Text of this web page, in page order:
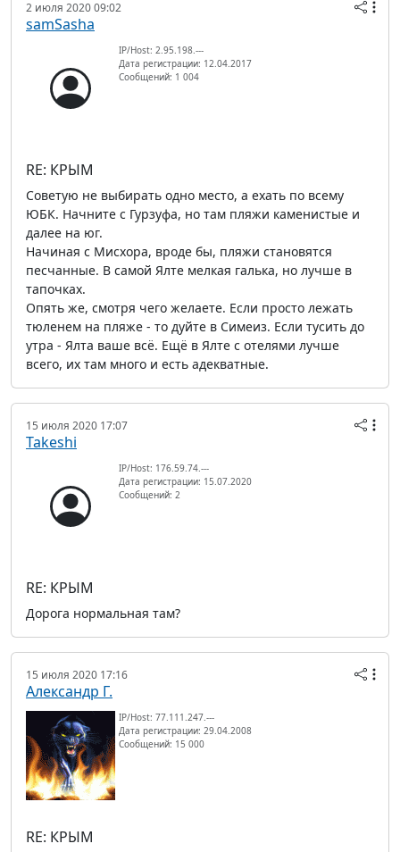
2 июля 2020 09:02
samSasha
IP/Host: 2.95.198.---
Дата регистрации: 12.04.2017
Сообщений: 1 004
RE: КРЫМ
Советую не выбирать одно место, а ехать по всему
ЮБК. Начните с Гурзуфа, но там пляжи каменистые и
далее на юг.
Начиная с Мисхора, вроде бы, пляжи становятся
песчанные. В самой Ялте мелкая галька, но лучше в
тапочках.
Опять же, смотря чего желаете. Если просто лежать
тюленем на пляже - то дуйте в Симеиз. Если тусить до
утра - Ялта ваше всё. Ещё в Ялте с отелями лучше
всего, их там много и есть адекватные.
15 июля 2020 17:07
Takeshi
IP/Host: 176.59.74.---
Дата регистрации: 15.07.2020
Сообщений: 2
RE: КРЫМ
Дорога нормальная там?
15 июля 2020 17:16
Александр Г.
IP/Host: 77.111.247.---
Дата регистрации: 29.04.2008
Сообщений: 15 000
RE: КРЫМ